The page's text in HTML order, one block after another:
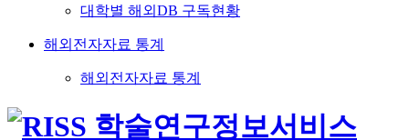
대학별 해외DB 구독현황
해외전자자료 통계
해외전자자료 통계